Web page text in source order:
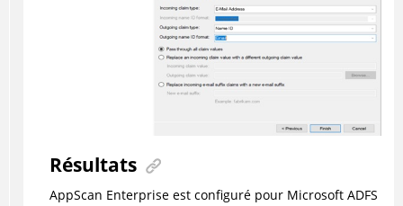
Résultats
AppScan Enterprise est configuré pour Microsoft ADFS